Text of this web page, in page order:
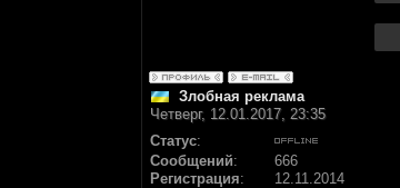
Злобная реклама
Четверг, 12.01.2017, 23:35
Статус:
Сообщений:
666
Регистрация: 12.11.2014